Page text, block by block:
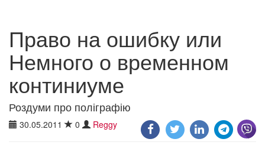
Право на ошибку или
Немного о временном
континиуме
Роздуми про поліграфію
30.05.2011 0 Reggy